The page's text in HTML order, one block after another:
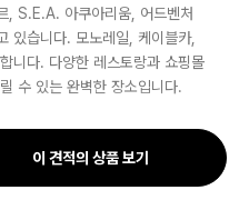
, S.E.A. 아쿠아리움, 어드벤처
있습니다. 모노레일, 케이블카,
니다. 다양한 레스토랑과 쇼핑몰
수 있는 완벽한 장소입니다.
이 견적의 상품 보기